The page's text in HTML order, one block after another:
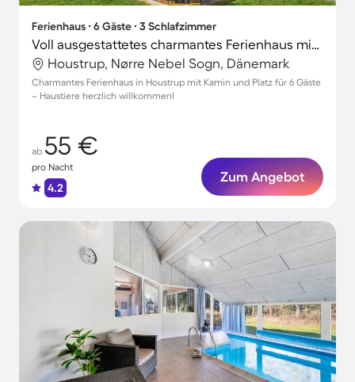
Ferienhaus ∙ 6 Gäste ∙ 3 Schlafzimmer
Voll ausgestattetes charmantes Ferienhaus mit Grill und Terrasse | Haustierfreundlich
Houstrup, Nørre Nebel Sogn, Dänemark
Charmantes Ferienhaus in Houstrup mit Kamin und Platz für 6 Gäste
– Haustiere herzlich willkommen!
ab 55 €
pro Nacht
4.2
Zum Angebot